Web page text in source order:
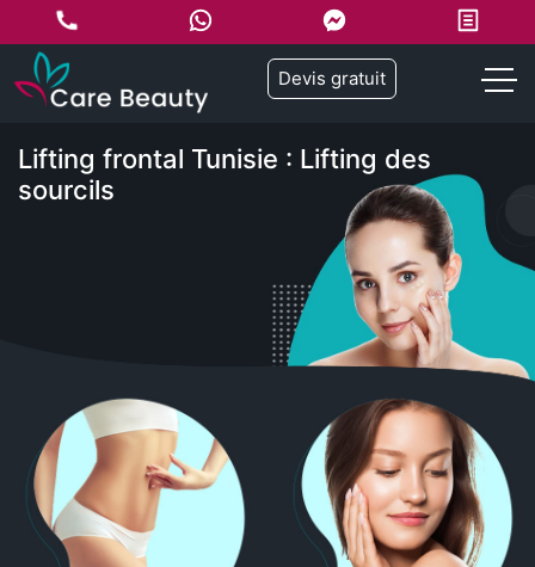
Devis gratuit
Lifting frontal Tunisie : Lifting des
sourcils